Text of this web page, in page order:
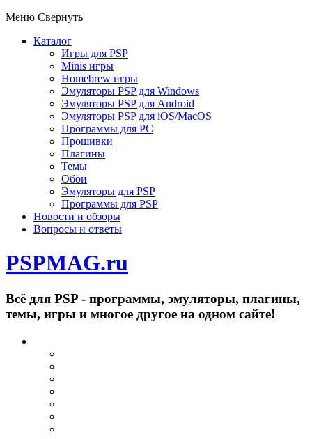
Меню Свернуть
Каталог
Игры для PSP
Minis игры
Homebrew игры
Эмуляторы PSP для Windows
Эмуляторы PSP для Android
Эмуляторы PSP для iOS/MacOS
Программы для PC
Прошивки
Плагины
Темы
Обои
Эмуляторы для PSP
Программы для PSP
Новости и обзоры
Вопросы и ответы
PSPMAG.ru
Всё для PSP - программы, эмуляторы, плагины,
темы, игры и многое другое на одном сайте!